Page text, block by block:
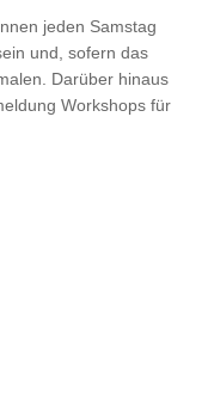
jeden Samstag
und, sofern das
Darüber hinaus
Workshops für